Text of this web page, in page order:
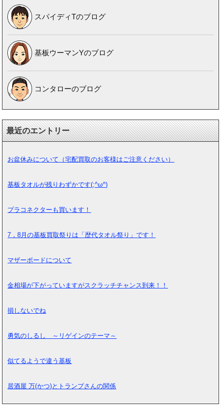
スパイディTのブログ
基板ウーマンYのブログ
コンタローのブログ
最近のエントリー
お盆休みについて（宅配買取のお客様はご注意ください）
基板タオルが残りわずかです(;^ω^)
プラコネクターも買います！
7，8月の基板買取祭りは「歴代タオル祭り」です！
マザーボードについて
金相場が下がっていますがスクラッチチャンス到来！！
損しないでね
勇気のしるし ～リゲインのテーマ～
似てるようで違う基板
居酒屋 万(かつ)とトランプさんの関係